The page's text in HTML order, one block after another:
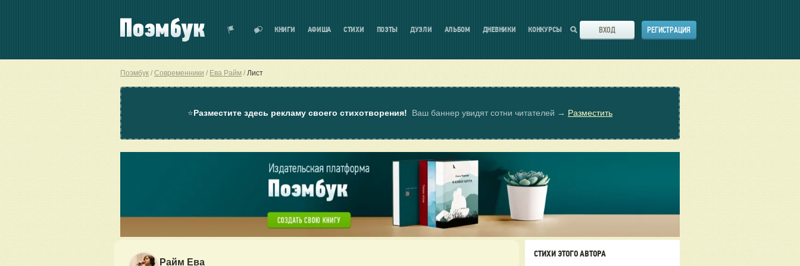
КНИГИ АФИША СТИХИ ПОЭТЫ ДУЭЛИ АЛЬБОМ ДНЕВНИКИ КОНКУРСЫ ВХОД РЕГИСТРАЦИЯ
Поэмбук Современники Ева Райм Лист
⭐Разместите здесь рекламу своего стихотворения! Ваш баннер увидят сотни читателей → Разместить
Райм Ева
СТИХИ ЭТОГО АВТОРА